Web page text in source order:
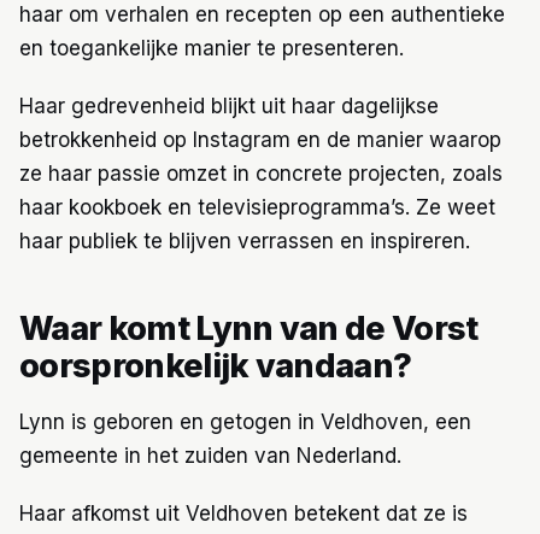
haar om verhalen en recepten op een authentieke
en toegankelijke manier te presenteren.
Haar gedrevenheid blijkt uit haar dagelijkse
betrokkenheid op Instagram en de manier waarop
ze haar passie omzet in concrete projecten, zoals
haar kookboek en televisieprogramma’s. Ze weet
haar publiek te blijven verrassen en inspireren.
Waar komt Lynn van de Vorst
oorspronkelijk vandaan?
Lynn is geboren en getogen in Veldhoven, een
gemeente in het zuiden van Nederland.
Haar afkomst uit Veldhoven betekent dat ze is